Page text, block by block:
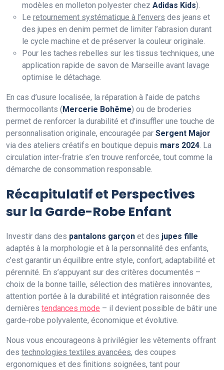
modèles en molleton polyester chez Adidas Kids).
Le retournement systématique à l’envers des jeans et
des jupes en denim permet de limiter l’abrasion durant
le cycle machine et de préserver la couleur originale.
Pour les taches rebelles sur les tissus techniques, une
application rapide de savon de Marseille avant lavage
optimise le détachage.
En cas d’usure localisée, la réparation à l’aide de patchs
thermocollants ( Mercerie Bohême) ou de broderies
permet de renforcer la durabilité et d’insuffler une touche de
personnalisation originale, encouragée par Sergent Major
via des ateliers créatifs en boutique depuis mars 2024. La
circulation inter-fratrie s’en trouve renforcée, tout comme la
démarche de consommation responsable.
Récapitulatif et Perspectives
sur la Garde-Robe Enfant
Investir dans des pantalons garçon et des jupes fille
adaptés à la morphologie et à la personnalité des enfants,
c’est garantir un équilibre entre style, confort, adaptabilité et
pérennité. En s’appuyant sur des critères documentés –
choix de la bonne taille, sélection des matières innovantes,
attention portée à la durabilité et intégration raisonnée des
dernières tendances mode – il devient possible de bâtir une
garde-robe polyvalente, économique et évolutive.
Nous vous encourageons à privilégier les vêtements offrant
des technologies textiles avancées, des coupes
ergonomiques et des finitions soignées, tant pour